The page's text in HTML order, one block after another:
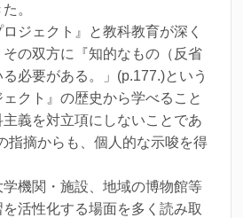
。
ジェクト』と教科教育が深く
の双方に『知的なもの（反省
必要がある。」(p.177.)という
クト』の歴史から学べること
義を対立項にしないことであ
指摘からも、個人的な示唆を得
機関・施設、地域の博物館等
活性化する場面を多く読み取